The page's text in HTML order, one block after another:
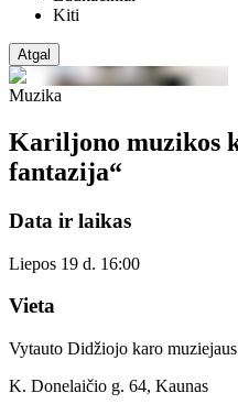
Kiti
Atgal
Muzika
Kariljono muzikos
fantazija“
Data ir laikas
Liepos 19 d. 16:00
Vieta
Vytauto Didžiojo karo
K. Donelaičio g. 64, Kaunas